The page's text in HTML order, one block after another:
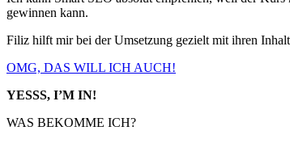
gewinnen kann.
Filiz hilft mir bei der Umsetzung gezielt mit ihren
OMG, DAS WILL ICH AUCH!
YESSS, I’M IN!
WAS BEKOMME ICH?